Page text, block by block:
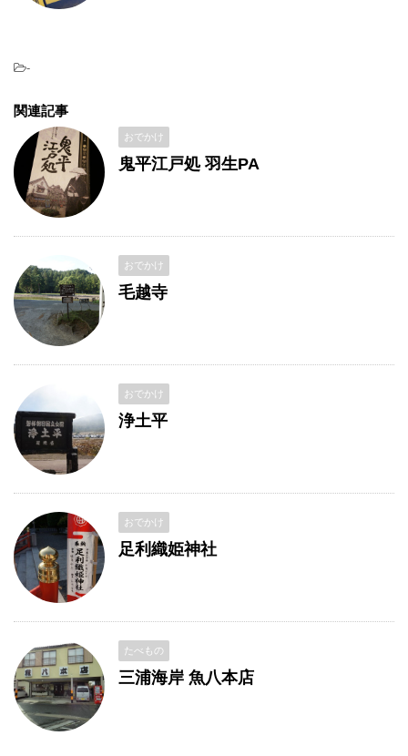
-
関連記事
おでかけ
鬼平江戸処 羽生PA
おでかけ
毛越寺
おでかけ
浄土平
おでかけ
足利織姫神社
たべもの
三浦海岸 魚八本店